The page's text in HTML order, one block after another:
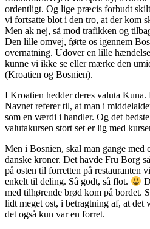
ordentligt. Og lige præcis forbudt
vi fortsatte blot i den tro, at der kom
Men ak nej, så mod trafikken og
Den lille omvej, førte os igennem
overnatning. Udover en lille
kunne vi ikke se eller mærke den
(Kroatien og Bosnien).
I Kroatien hedder deres valuta
Navnet referer til, at man i
som en værdi i handler. Og det
valutakursen stort set er lig med
Men i Bosnien, skal man gange
danske kroner. Det havde Fru Borg
på osten til forretten på restauranten
enkelt til deling. Så godt, så flot.
med tilhørende brød kom på bordet.
lidt meget ost, i betragtning af, at det
det også kun var en forret.